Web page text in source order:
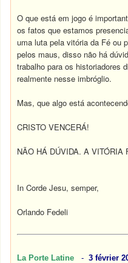
O que está em jogo é
os fatos que estamos
uma luta pela vitória da Fé ou
pelos maus, disso não há
trabalho para os historiadores
realmente nesse imbróglio.
Mas, que algo está
CRISTO VENCERÁ!
NÃO HÁ DÚVIDA. A VITÓRIA
In Corde Jesu, semper,
Orlando Fedeli
La Porte Latine - 3 février